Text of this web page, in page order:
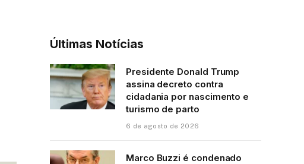
Últimas Notícias
Presidente Donald Trump
assina decreto contra
cidadania por nascimento e
turismo de parto
6 de agosto de 2026
Marco Buzzi é condenado